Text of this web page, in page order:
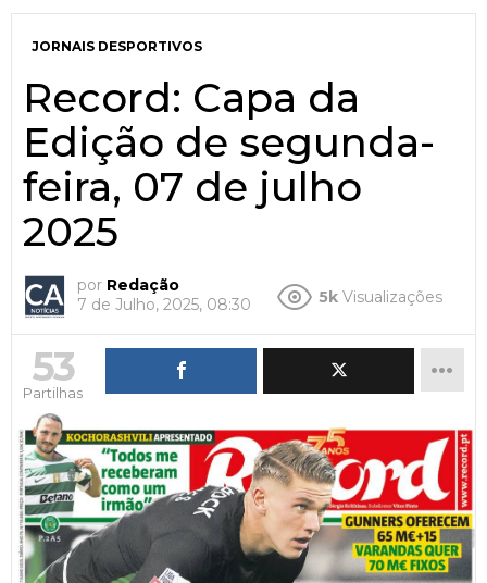
JORNAIS DESPORTIVOS
Record: Capa da
Edição de segunda-
feira, 07 de julho
2025
por Redação
7 de Julho, 2025, 08:30
5k Visualizações
53
Partilhas